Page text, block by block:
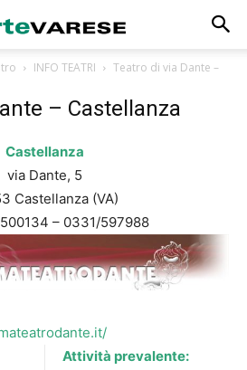
INFO TEATRI
Teatro di via Dante –
– Castellanza
Castellanza
via Dante, 5
Castellanza (VA)
– 0331/597988
Attività prevalente: